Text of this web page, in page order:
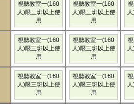
視聽教室一(160
人)限三班以上使
用
視聽教室一(160
人)限三班以上使
用
視聽教室一(160
人)限三班以上使
用
視聽教室一(160
人)限三班以上使
用
視聽教室一(160
人)限三班以上使
用
視聽教室一(160
人)限三班以上使
用